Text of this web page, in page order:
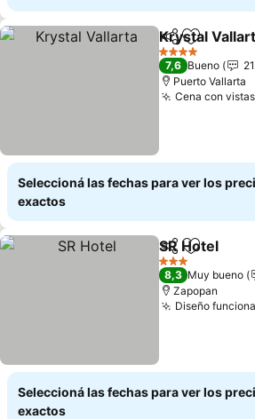
Compartir
Añadir a
Krystal
4 Estrellas
7,6 Bueno
Puerto Vallarta
Cena con
Seleccioná las fechas para ver los
exactos
Compartir
Añadir a
SR Hotel
3 Estrellas
8,3 Muy bueno
Zapopan
Diseño
Seleccioná las fechas para ver los
exactos